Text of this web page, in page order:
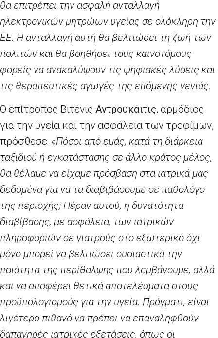
θα επιτρέπει την ασφαλή ανταλλαγή
ηλεκτρονικών μητρώων υγείας σε ολόκληρη την
ΕΕ. Η ανταλλαγή αυτή θα βελτιώσει τη ζωή των
πολιτών και θα βοηθήσει τους καινοτόμους
φορείς να ανακαλύψουν τις ψηφιακές λύσεις και
τις θεραπευτικές αγωγές της επόμενης γενιάς.
Ο επίτροπος Βιτένις Αντρουκάιτις, αρμόδιος
για την υγεία και την ασφάλεια των τροφίμων,
πρόσθεσε: «Πόσοι από εμάς, κατά τη διάρκεια
ταξιδιού ή εγκατάστασης σε άλλο κράτος μέλος,
θα θέλαμε να είχαμε πρόσβαση στα ιατρικά μας
δεδομένα για να τα διαβιβάσουμε σε παθολόγο
της περιοχής; Πέραν αυτού, η δυνατότητα
διαβίβασης, με ασφάλεια, των ιατρικών
πληροφοριών σε γιατρούς στο εξωτερικό όχι
μόνο μπορεί να βελτιώσει ουσιαστικά την
ποιότητα της περίθαλψης που λαμβάνουμε, αλλά
και να αποφέρει θετικά αποτελέσματα στους
προϋπολογισμούς για την υγεία. Πράγματι, είναι
λιγότερο πιθανό να πρέπει να επαναληφθούν
δαπανηρές ιατρικές εξετάσεις, όπως οι